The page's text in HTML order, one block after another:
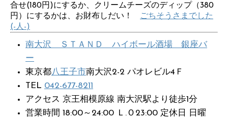
合せ(180円)にするか、クリームチーズのディップ（380
円）にするかは、お財布しだい！
ごちそうさまでした
(-人-)
南大沢 ＳＴＡＮＤ ハイボール酒場 銀座バ
ー
東京都八王子市南大沢2-2 パオレビル4Ｆ
TEL 042-677-8211
アクセス 京王相模原線 南大沢駅より徒歩1分
営業時間 18:00～24:00 Ｌ.Ｏ23:00 定休日 日曜